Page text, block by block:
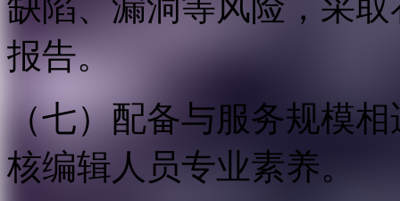
报告。
（七）配备与服务规模
核编辑人员专业素养。